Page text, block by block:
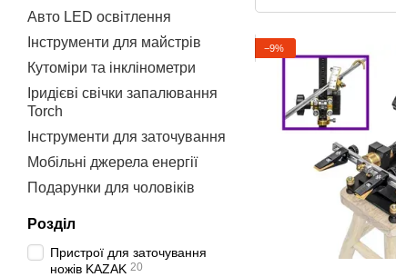
−9%
Авто LED освітлення
Інструменти для майстрів
Кутоміри та інклінометри
Іридієві свічки запалювання
Torch
Інструменти для заточування
Мобільні джерела енергії
Подарунки для чоловіків
Розділ
Пристрої для заточування
ножів KAZAK 20